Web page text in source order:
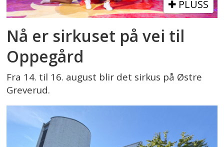
PLUSS
Nå er sirkuset på vei til
Oppegård
Fra 14. til 16. august blir det sirkus på Østre
Greverud.